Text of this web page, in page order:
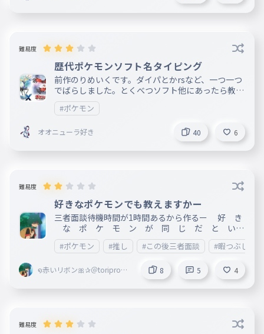
難易度
歴代ポケモンソフト名タイピング
前作のりめいくです。ダイパとかrsなど、一つ一つ
でばらしました。とくべつソフト他にあったら教え
てください
#ポケモン
オオニューラ好き 40 6
難易度
好きなポケモンでも教えますかー
三者面談待機時間が1時間あるから作るー 好 き
な ポ ケ モ ン が 同 じ だ と い
い な あ たまに増やすかも
#ポケモン #推し #この後三者面談 #暇つぶし
໑赤いリボン🎀✰＠toriproZ
8 5 4
難易度